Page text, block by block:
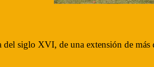
siglo XVI, de una extensión de más